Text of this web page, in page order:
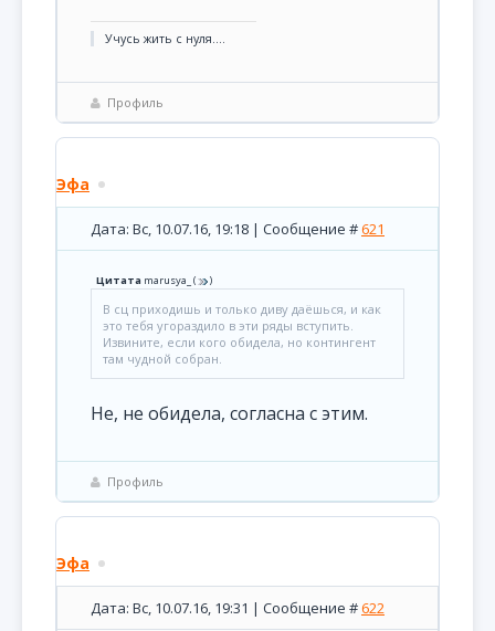
Учусь жить с нуля....
Профиль
Эфа
Дата: Вс, 10.07.16, 19:18 | Сообщение #621
Цитата marusya_ ( )
В сц приходишь и только диву даёшься, и как
это тебя угораздило в эти ряды вступить.
Извините, если кого обидела, но контингент
там чудной собран.
Не, не обидела, согласна с этим.
Профиль
Эфа
Дата: Вс, 10.07.16, 19:31 | Сообщение #622